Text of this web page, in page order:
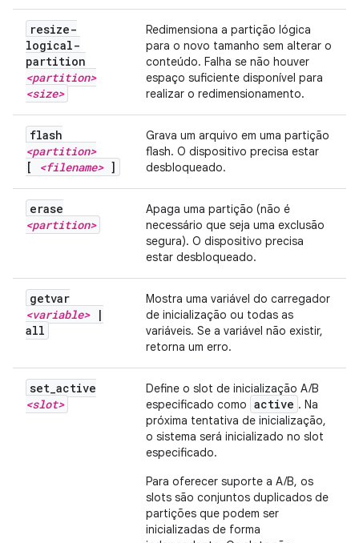
resize-
logical-
partition
<partition>
<size>
Redimensiona a partição lógica
para o novo tamanho sem alterar o
conteúdo. Falha se não houver
espaço suficiente disponível para
realizar o redimensionamento.
flash
<partition>
[
<filename>]
Grava um arquivo em uma partição
flash. O dispositivo precisa estar
desbloqueado.
erase
<partition>
Apaga uma partição (não é
necessário que seja uma exclusão
segura). O dispositivo precisa
estar desbloqueado.
getvar
<variable>
|
all
Mostra uma variável do carregador
de inicialização ou todas as
variáveis. Se a variável não existir,
retorna um erro.
set_active
<slot>
Define o slot de inicialização A/B
especificado como active . Na
próxima tentativa de inicialização,
o sistema será inicializado no slot
especificado.
Para oferecer suporte a A/B, os
slots são conjuntos duplicados de
partições que podem ser
inicializadas de forma